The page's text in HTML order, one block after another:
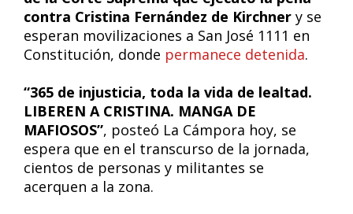
contra Cristina Fernández de Kirchner y se
esperan movilizaciones a San José 1111 en
Constitución, donde permanece detenida.
“365 de injusticia, toda la vida de lealtad.
LIBEREN A CRISTINA. MANGA DE
MAFIOSOS”, posteó La Cámpora hoy, se
espera que en el transcurso de la jornada,
cientos de personas y militantes se
acerquen a la zona.